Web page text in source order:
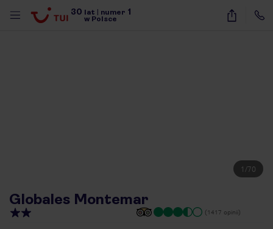
30 lat numer 1
w Polsce
1 /70
Globales Montemar
(1417 opinii)